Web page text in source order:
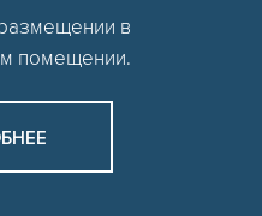
в
помещении.